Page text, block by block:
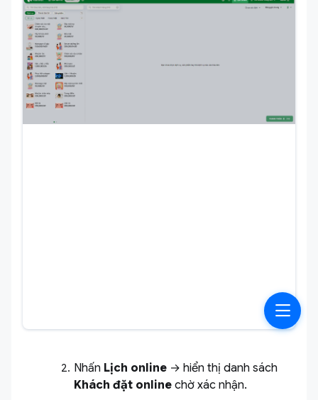
Nhấn Lịch online → hiển thị danh sách
Khách đặt online chờ xác nhận.